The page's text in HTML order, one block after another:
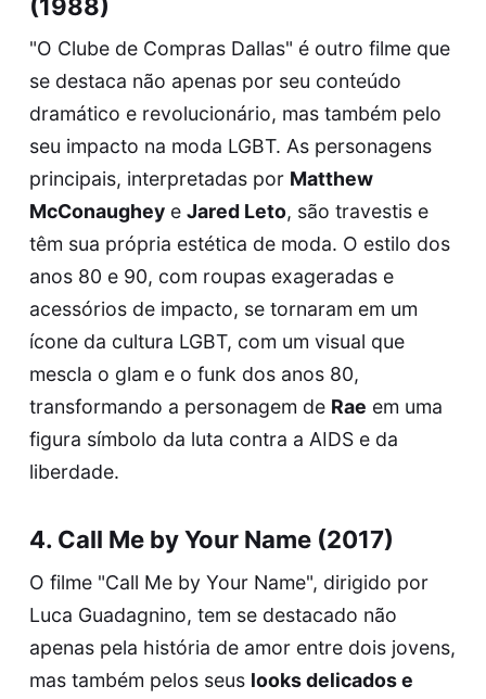
(1988)
"O Clube de Compras Dallas" é outro filme que
se destaca não apenas por seu conteúdo
dramático e revolucionário, mas também pelo
seu impacto na moda LGBT. As personagens
principais, interpretadas por Matthew
McConaugheye Jared Leto, são travestis e
têm sua própria estética de moda. O estilo dos
anos 80 e 90, com roupas exageradas e
acessórios de impacto, se tornaram em um
ícone da cultura LGBT, com um visual que
mescla o glam e o funk dos anos 80,
transformando a personagem de Rae em uma
figura símbolo da luta contra a AIDS e da
liberdade.
4. Call Me by Your Name (2017)
O filme "Call Me by Your Name", dirigido por
Luca Guadagnino, tem se destacado não
apenas pela história de amor entre dois jovens,
mas também pelos seus looks delicados e